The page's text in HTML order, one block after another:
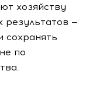
хозяйству
результатов —
сохранять
по